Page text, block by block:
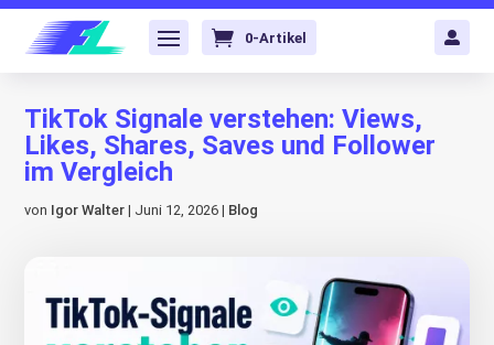
0-Artikel 
TikTok Signale verstehen: Views,
Likes, Shares, Saves und Follower
im Vergleich
von Igor Walter | Juni 12, 2026 | Blog